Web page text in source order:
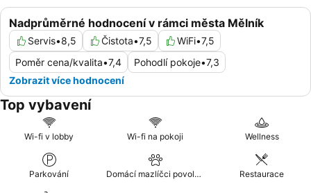
Nadprůměrné hodnocení v rámci města Mělník
Servis•8,5 Čistota•7,5 WiFi•7,5
Poměr cena/kvalita•7,4 Pohodlí pokoje•7,3
Zobrazit více hodnocení
Top vybavení
Wi-fi v lobby Wi-fi na pokoji Wellness
Parkování Domácí mazlíčci povoleni Restaurace